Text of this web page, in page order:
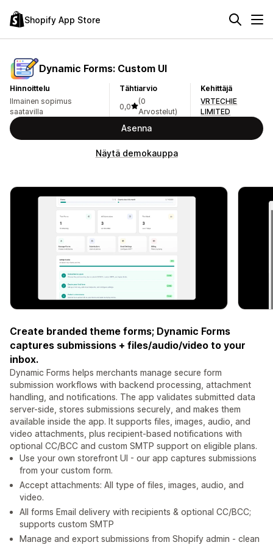
Shopify App Store
Dynamic Forms: Custom UI
Hinnoittelu
Ilmainen sopimus
saatavilla
Tähtiarvio
0,0
(0
Arvostelut)
Kehittäjä
VRTECHIE
LIMITED
Asenna
Näytä demokauppa
Create branded theme forms; Dynamic Forms
captures submissions + files/audio/video to your
inbox.
Dynamic Forms helps merchants manage secure form
submission workflows with backend processing, attachment
handling, and notifications. The app validates submitted data
server-side, stores submissions securely, and makes them
available inside the app. It supports files, images, audio, and
video attachments, plus recipient-based notifications with
optional CC/BCC and custom SMTP support on eligible plans.
Use your own storefront UI - our app captures submissions
from your custom form.
Accept attachments: All type of files, images, audio, and
video.
All forms Email delivery with recipients & optional CC/BCC;
supports custom SMTP
Manage and export submissions from Shopify admin - clean